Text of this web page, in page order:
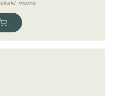
ekskl. moms